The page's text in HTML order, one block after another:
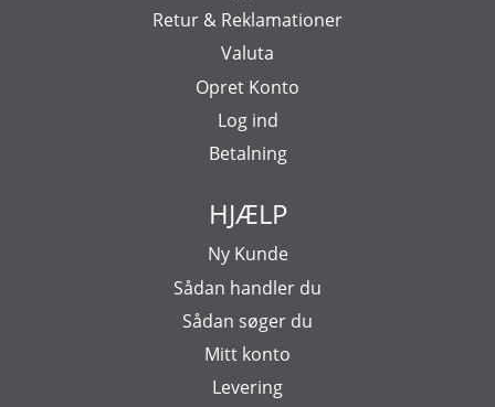
Retur & Reklamationer
Valuta
Opret Konto
Log ind
Betalning
HJÆLP
Ny Kunde
Sådan handler du
Sådan søger du
Mitt konto
Levering